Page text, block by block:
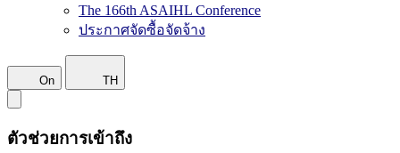
The 166th ASAIHL Conference
ประกาศจัดซื้อจัดจ้าง
On TH
ตัวช่วยการเข้าถึง